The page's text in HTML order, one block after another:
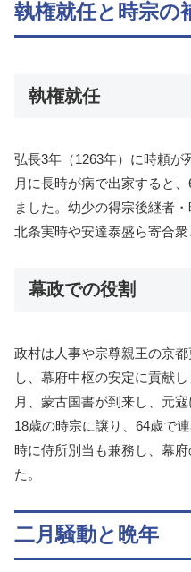
執権就任と時宗の
執権就任
弘長3年（1263年）に時頼が
月に長時が病で出家すると
ました。幼少の得宗後継者
北条実時や安達泰盛ら寄合衆
幕政での役割
政村は人事や宗尊親王の京
し、幕府中枢の安定に貢献
月、蒙古国書が到来し、元
18歳の時宗に譲り、64歳で
時に侍所別当も兼務し、幕
た。
二月騒動と晩年